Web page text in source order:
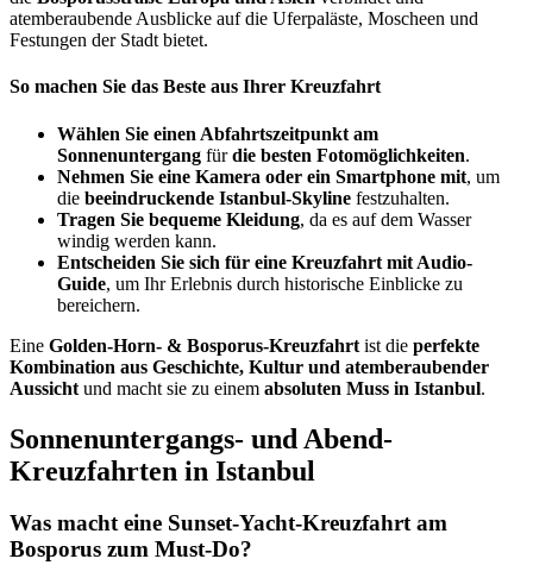
atemberaubende Ausblicke auf die Uferpaläste, Moscheen und
Festungen der Stadt bietet.
So machen Sie das Beste aus Ihrer Kreuzfahrt
Wählen Sie einen Abfahrtszeitpunkt am
Sonnenuntergang fürdie besten Fotomöglichkeiten.
Nehmen Sie eine Kamera oder ein Smartphone mit, um
die beeindruckende Istanbul-Skyline festzuhalten.
Tragen Sie bequeme Kleidung, da es auf dem Wasser
windig werden kann.
Entscheiden Sie sich für eine Kreuzfahrt mit Audio-
Guide, um Ihr Erlebnis durch historische Einblicke zu
bereichern.
Eine Golden-Horn- & Bosporus-Kreuzfahrt ist die perfekte
Kombination aus Geschichte, Kultur und atemberaubender
Aussicht und macht sie zu einem absoluten Muss in Istanbul.
Sonnenuntergangs- und Abend-
Kreuzfahrten in Istanbul
Was macht eine Sunset-Yacht-Kreuzfahrt am
Bosporus zum Must-Do?